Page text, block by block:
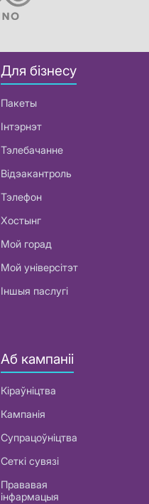
Для бізнесу
Пакеты
Інтэрнэт
Тэлебачанне
Відэакантроль
Тэлефон
Хостынг
Мой горад
Мой універсітэт
Іншыя паслугі
Аб кампаніі
Кіраўніцтва
Кампанія
Супрацоўніцтва
Сеткі сувязі
Прававая
інфармацыя